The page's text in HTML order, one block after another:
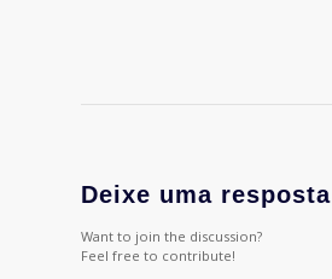
Deixe uma resposta
Want to join the discussion?
Feel free to contribute!